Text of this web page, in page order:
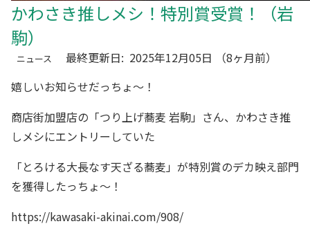
かわさき推しメシ！特別賞受賞！（岩
駒）
ニュース 最終更新日: 2025年12月05日
（8ヶ月前）
嬉しいお知らせだっちょ～！
商店街加盟店の「つり上げ蕎麦 岩駒」さん、かわさき推
しメシにエントリーしていた
「とろける大長なす天ざる蕎麦」が特別賞のデカ映え部門
を獲得したっちょ～！
https://kawasaki-akinai.com/908/